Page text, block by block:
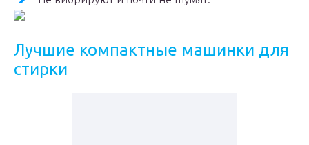
Лучшие компактные машинки для
стирки